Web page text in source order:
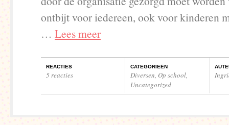
ontbijt voor iedereen, ook voor kinderen
… Lees meer
REACTIES
5 reacties
CATEGORIEËN
Diversen, Op school,
Uncategorized